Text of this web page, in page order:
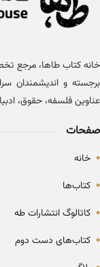
برجسته و اندیشمندان
عناوین فلسفه، حقوق،
صفحات
• خانه
• کتاب‌ها
• کاتالوگ انتشارات طه
• کتاب‌های دست دوم